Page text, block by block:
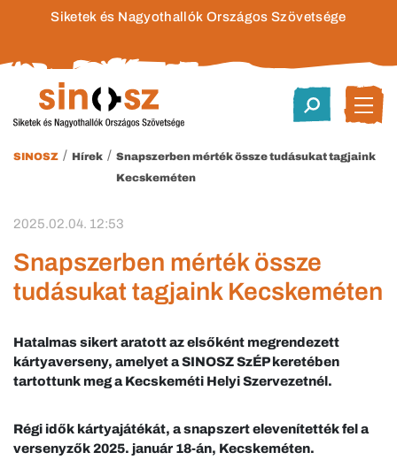
Siketek és Nagyothallók Országos Szövetsége
SINOSZ / Hírek / Snapszerben mérték össze tudásukat tagjaink
Kecskeméten
2025.02.04. 12:53
Snapszerben mérték össze
tudásukat tagjaink Kecskeméten
Hatalmas sikert aratott az elsőként megrendezett
kártyaverseny, amelyet a SINOSZ SzÉP keretében
tartottunk meg a Kecskeméti Helyi Szervezetnél.
Régi idők kártyajátékát, a snapszert elevenítették fel a
versenyzők 2025. január 18-án, Kecskeméten.